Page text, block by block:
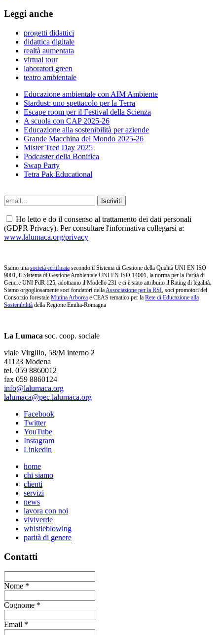
Leggi anche
progetti didattici
didattica digitale
realtà aumentata
virtual tour
laboratori green
teatro ambientale
Educazione ambientale con AIM Ambiente
Stardust: uno spettacolo per la Terra
Escape room per il Festival della Scienza
A scuola con CAP 2025-26
Educazione alla sostenibilità per aziende
Grande Macchina del Mondo 2025-26
Mister Tred Day 2025
Podcaster della Bonifica
Swap Party
Tetra Pak Educational
Ho letto e do il consenso al trattamento dei dati personali
(GDPR Privacy). Per consultare l'informativa collegarsi a:
www.lalumaca.org/privacy
Siamo una società certificata secondo il Sistema di Gestione della Qualità UNI EN ISO
9001, il Sistema di Gestione Ambientale UNI EN ISO 14001, la norma per la Parità di
Genere UNI PdR 125, adottiamo il Modello 231 e ci è stato attribuito il Rating di legalità.
Siamo orgogliosamente soci fondatori dellaAssociazione per la RSI, soci promotori del
Consorzio forestale Mutina Arborea e CEAS tematico per la Rete di Educazione alla
Sostenibilità della Regione Emilia-Romagna
La Lumaca soc. coop. sociale
viale Virgilio, 58/M interno 2
41123 Modena
tel. 059 8860012
fax 059 8860124
info@lalumaca.org
lalumaca@pec.lalumaca.org
Facebook
Twitter
YouTube
Instagram
Linkedin
home
chi siamo
clienti
servizi
news
lavora con noi
viviverde
whistleblowing
parità di genere
Contatti
Nome *
Cognome *
Email *